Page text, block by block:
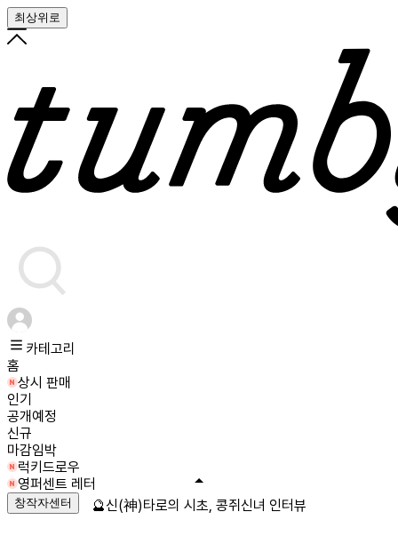
최상위로
카테고리
홈
상시 판매
인기
공개예정
신규
마감임박
럭키드로우
영퍼센트 레터
창작자센터 🔮신(神)타로의 시초, 콩쥐신녀 인터뷰